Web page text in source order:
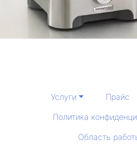
Услуги Прайс
Политика
Область